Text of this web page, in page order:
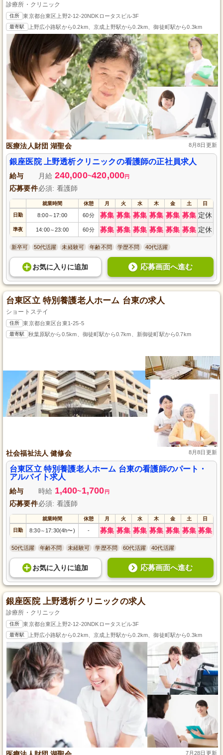
診療所・クリニック
住所 東京都台東区上野2-12-20NDKロータスビル3F
最寄駅 上野広小路駅から0.2km、京成上野駅から0.2km、御徒町駅から0.3km
医療法人財団 湖聖会 8月8日更新
銀座医院 上野透析クリニックの看護師の正社員求人
給与 月給 240,000~420,000円
応募要件必須: 看護師
就業時間 休憩 月 火 水 木 金 土 日
日勤 8:00～ 17:00 60分 募集 募集 募集 募集 募集 募集 定休
準夜 14:00～23:00 60分 募集 募集 募集 募集 募集 募集 定休
新卒可 50代活躍 未経験可 年齢不問 学歴不問 40代活躍
お気に入り に追加 応募画面へ進む
台東区立 特別養護老人ホーム 台東の求人
ショートステイ
住所 東京都台東区台東1-25-5
最寄駅 秋葉原駅から0.5km、御徒町駅から0.7km、新御徒町駅から0.7km
社会福祉法人 健修会 8月8日更新
台東区立 特別養護老人ホーム 台東の看護師のパート・
アルバイト求人
給与 時給 1,400~1,700 円
応募要件必須: 看護師
就業時間 休憩 月 火 水 木 金 土 日
日勤 8:30～ 17:30(4h〜) - 募集 募集 募集 募集 募集 募集 募集
50代活躍 年齢不問 未経験可 学歴不問 60代活躍 40代活躍
お気に入り に追加 応募画面へ進む
銀座医院 上野透析クリニックの求人
診療所・クリニック
住所 東京都台東区上野2-12-20NDKロータスビル3F
最寄駅 上野広小路駅から0.2km、京成上野駅から0.2km、御徒町駅から0.3km
7月28日更新